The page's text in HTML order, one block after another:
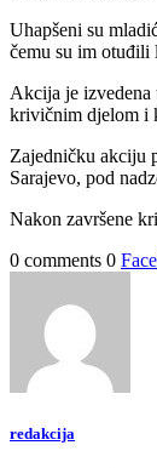
Uhapšeni su
čemu su im otuđili
Akcija je izvedena
krivičnim djelom i
Zajedničku akciju
Sarajevo, pod
Nakon završene
0 comments 0
redakcija